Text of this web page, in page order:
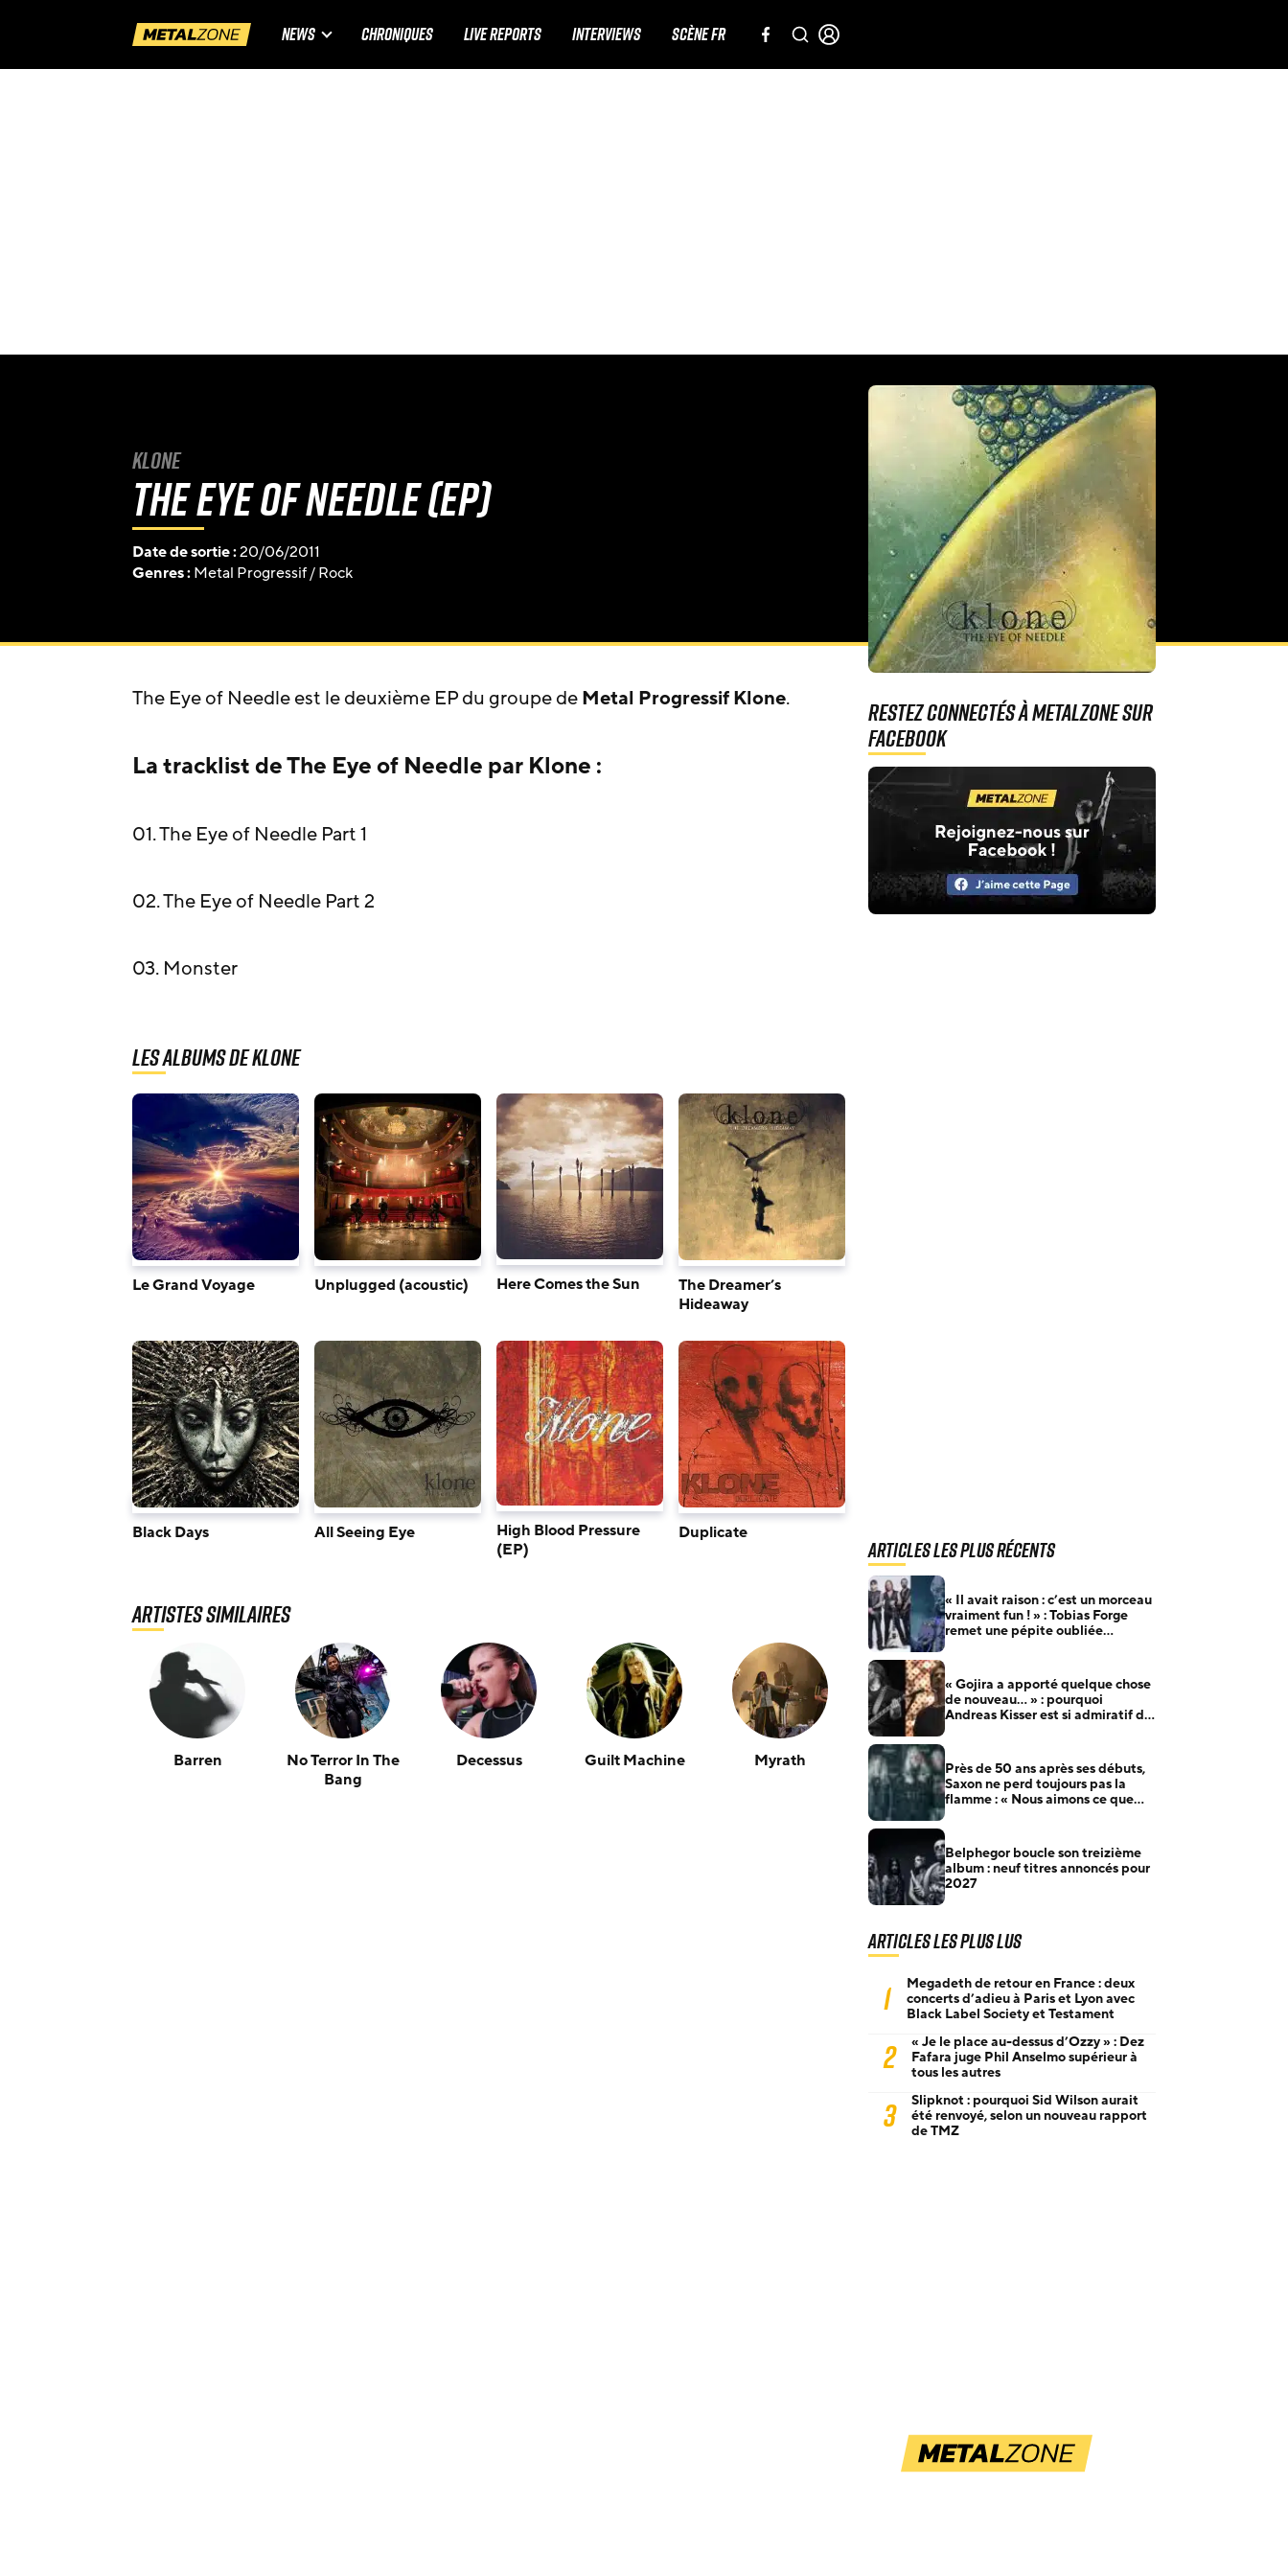
NEWS CHRONIQUES LIVE REPORTS INTERVIEWS SCÈNE FR
Klone
The Eye of Needle (EP)
Date de sortie :20/06/2011
Genres :Metal Progressif/Rock
The Eye of Needle est le deuxième EP du groupe deMetal ProgressifKlone.
La tracklist de The Eye of Needle par Klone :
01. The Eye of Needle Part 1
02. The Eye of Needle Part 2
03. Monster
Les albums de Klone
Le Grand Voyage Unplugged (acoustic) Here Comes the Sun
The Dreamer’s
Hideaway
Black Days All Seeing Eye
High Blood Pressure
(EP)
Duplicate
Artistes similaires
Barren
No Terror In The
Bang
Decessus Guilt Machine Myrath
Restez connectés à MetalZone sur
Facebook
Articles les plus récents
« Il avait raison : c’est un morceau
vraiment fun ! » : Tobias Forge
remet une pépite oubliée
« Gojira a apporté quelque chose
de nouveau… » : pourquoi
Andreas Kisser est si admiratif du
Près de 50 ans après ses débuts,
Saxon ne perd toujours pas la
flamme : « Nous aimons ce que
Belphegor boucle son treizième
album : neuf titres annoncés pour
2027
Articles les plus lus
1
Megadeth de retour en France : deux
concerts d’adieu à Paris et Lyon avec
Black Label Society et Testament
2
« Je le place au-dessus d’Ozzy » : Dez
Fafara juge Phil Anselmo supérieur à
tous les autres
3
Slipknot : pourquoi Sid Wilson aurait
été renvoyé, selon un nouveau rapport
de TMZ